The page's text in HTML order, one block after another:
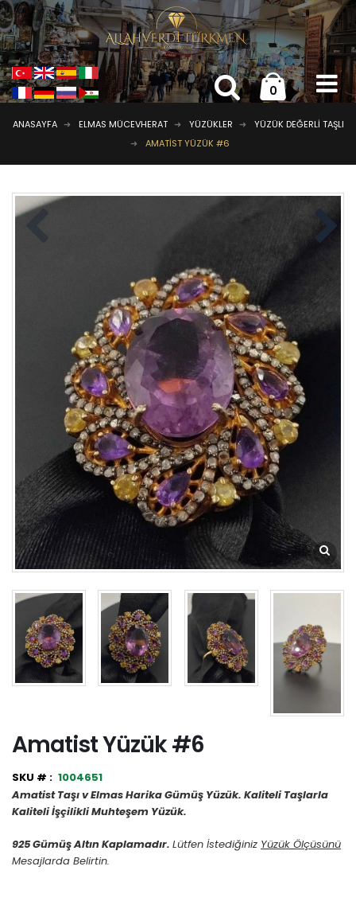
0
ANASAYFA ELMAS MÜCEVHERAT YÜZÜKLER
YÜZÜK DEĞERLI TAŞLI
AMATIST YÜZÜK #6
Amatist Yüzük #6
1004651
Amatist Taşı v Elmas Harika Gümüş Yüzük. Kaliteli Taşlarla
Kaliteli İşçilikli Muhteşem Yüzük.
925 Gümüş Altın Kaplamadır. Lütfen İstediğiniz Yüzük Ölçüsünü
Mesajlarda Belirtin.